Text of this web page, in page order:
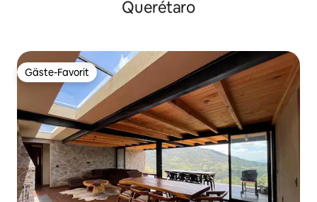
Querétaro
Gäste-Favorit
Gäste-Favorit